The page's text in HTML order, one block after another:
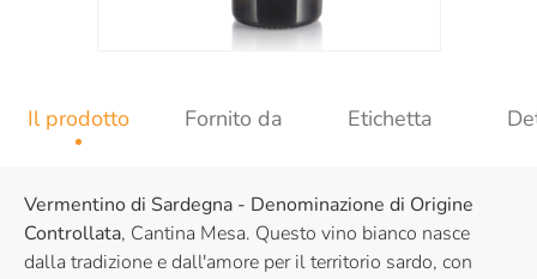
Il prodotto Fornito da Etichetta
Vermentino di Sardegna - Denominazione di Origine
Controllata, Cantina Mesa. Questo vino bianco nasce
dalla tradizione e dall'amore per il territorio sardo, con